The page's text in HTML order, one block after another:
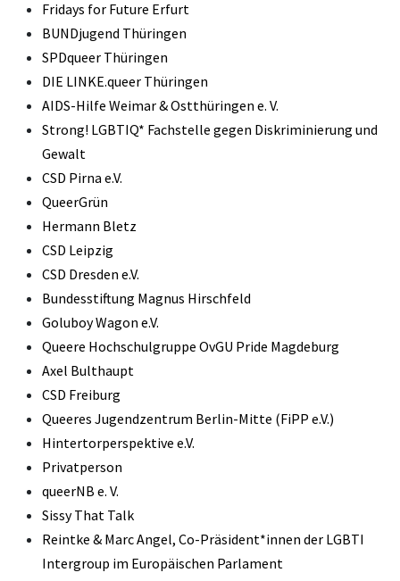
Fridays for Future Erfurt
BUNDjugend Thüringen
SPDqueer Thüringen
DIE LINKE.queer Thüringen
AIDS-Hilfe Weimar & Ostthüringen e. V.
Strong! LGBTIQ* Fachstelle gegen Diskriminierung und
Gewalt
CSD Pirna e.V.
QueerGrün
Hermann Bletz
CSD Leipzig
CSD Dresden e.V.
Bundesstiftung Magnus Hirschfeld
Goluboy Wagon e.V.
Queere Hochschulgruppe OvGU Pride Magdeburg
Axel Bulthaupt
CSD Freiburg
Queeres Jugendzentrum Berlin-Mitte (FiPP e.V.)
Hintertorperspektive e.V.
Privatperson
queerNB e. V.
Sissy That Talk
Reintke & Marc Angel, Co-Präsident*innen der LGBTI
Intergroup im Europäischen Parlament